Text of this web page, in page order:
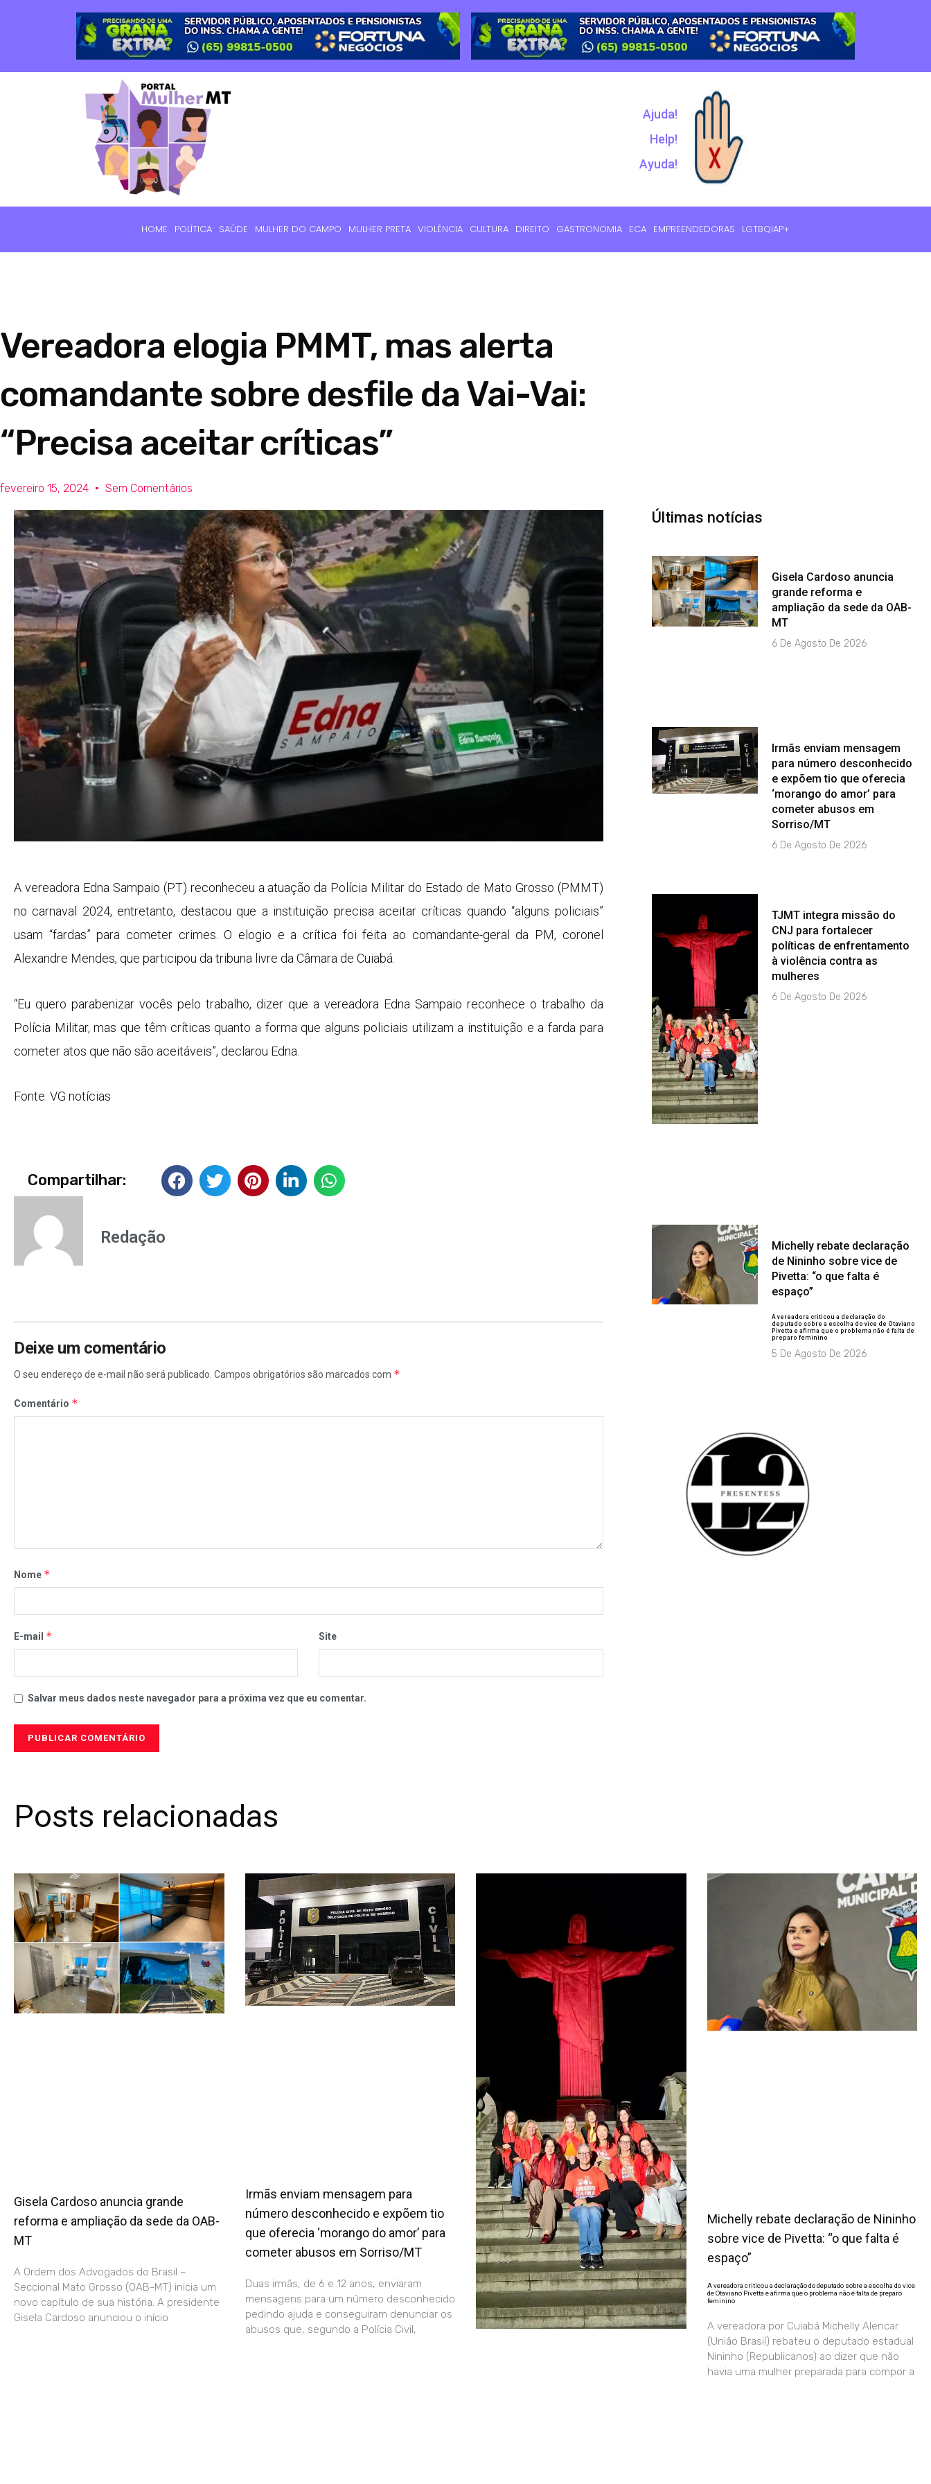
Ajuda!
Help!
Ayuda!
HOME POLÍTICA SAÚDE MULHER DO CAMPO MULHER PRETA VIOLÊNCIA CULTURA DIREITO GASTRONOMIA ECA EMPREENDEDORAS LGTBQIAP+
Vereadora elogia PMMT, mas alerta
comandante sobre desfile da Vai-Vai:
“Precisa aceitar críticas”
fevereiro 15, 2024 Sem Comentários
A vereadora Edna Sampaio (PT) reconheceu a atuação da Polícia Militar do Estado de Mato Grosso (PMMT)
no carnaval 2024, entretanto, destacou que a instituição precisa aceitar críticas quando “alguns policiais”
usam “fardas” para cometer crimes. O elogio e a crítica foi feita ao comandante-geral da PM, coronel
Alexandre Mendes, que participou da tribuna livre da Câmara de Cuiabá.
“Eu quero parabenizar vocês pelo trabalho, dizer que a vereadora Edna Sampaio reconhece o trabalho da
Polícia Militar, mas que têm críticas quanto a forma que alguns policiais utilizam a instituição e a farda para
cometer atos que não são aceitáveis”, declarou Edna.
Fonte: VG notícias
Compartilhar:
Redação
Deixe um comentário
O seu endereço de e-mail não será publicado. Campos obrigatórios são marcados com *
Comentário *
Nome *
E-mail * Site
Salvar meus dados neste navegador para a próxima vez que eu comentar.
Últimas notícias
Gisela Cardoso anuncia
grande reforma e
ampliação da sede da OAB-
MT
6 De Agosto De 2026
Irmãs enviam mensagem
para número desconhecido
e expõem tio que oferecia
‘morango do amor’ para
cometer abusos em
Sorriso/MT
6 De Agosto De 2026
TJMT integra missão do
CNJ para fortalecer
políticas de enfrentamento
à violência contra as
mulheres
6 De Agosto De 2026
Michelly rebate declaração
de Nininho sobre vice de
Pivetta: “o que falta é
espaço”
A vereadora criticou a declaração do
deputado sobre a escolha do vice de Otaviano
Pivetta e afirma que o problema não é falta de
preparo feminino
5 De Agosto De 2026
Posts relacionadas
Gisela Cardoso anuncia grande
reforma e ampliação da sede da OAB-
MT
A Ordem dos Advogados do Brasil –
Seccional Mato Grosso (OAB-MT) inicia um
novo capítulo de sua história. A presidente
Gisela Cardoso anunciou o início
Irmãs enviam mensagem para
número desconhecido e expõem tio
que oferecia ‘morango do amor’ para
cometer abusos em Sorriso/MT
Duas irmãs, de 6 e 12 anos, enviaram
mensagens para um número desconhecido
pedindo ajuda e conseguiram denunciar os
abusos que, segundo a Polícia Civil,
Michelly rebate declaração de Nininho
sobre vice de Pivetta: “o que falta é
espaço”
A vereadora criticou a declaração do deputado sobre a escolha do vice
de Otaviano Pivetta e afirma que o problema não é falta de preparo
feminino
A vereadora por Cuiabá Michelly Alencar
(União Brasil) rebateu o deputado estadual
Nininho (Republicanos) ao dizer que não
havia uma mulher preparada para compor a